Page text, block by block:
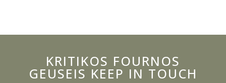
KRITIKOS FOURNOS
GEUSEIS KEEP IN TOUCH